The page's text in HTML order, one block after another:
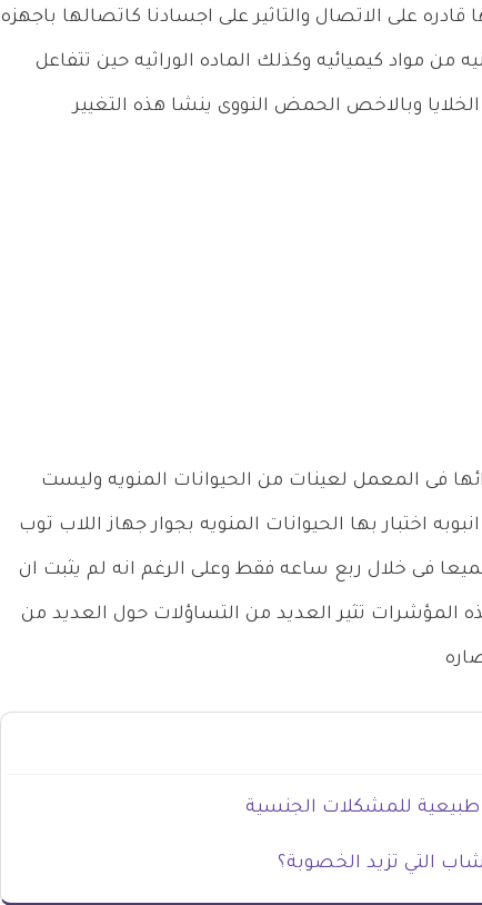
على الاتصال والتاثير على اجسادنا كاتصالها باجهزه
من مواد كيميائيه وكذلك الماده الوراثيه حين تتفاعل
وبالاخص الحمض النووى ينشا هذه التغيير
فى المعمل لعينات من الحيوانات المنويه وليست
اختبار بها الحيوانات المنويه بجوار جهاز اللاب توب
فى خلال ربع ساعه فقط وعلى الرغم انه لم يثبت ان
تثير العديد من التساؤلات حول العديد من
طبيعية للمشكلات الجنسية
التي تزيد الخصوبة؟